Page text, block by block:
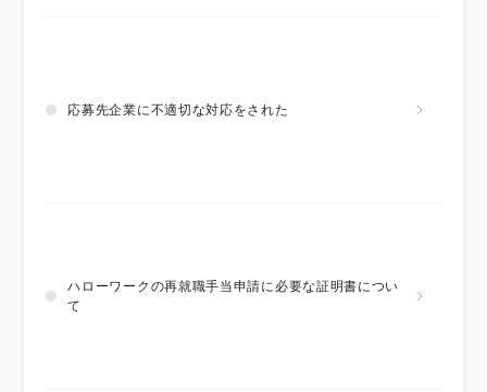
応募先企業に不適切な対応をされた
ハローワークの再就職手当申請に必要な証明書につい
て